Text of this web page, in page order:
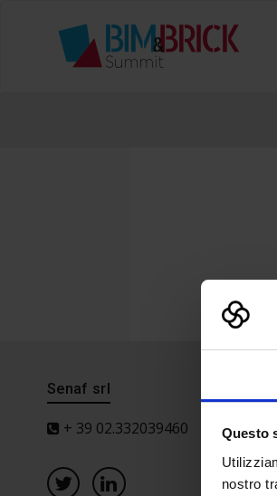
Questo
nostro
Senaf srl
+ 39 02.332039460